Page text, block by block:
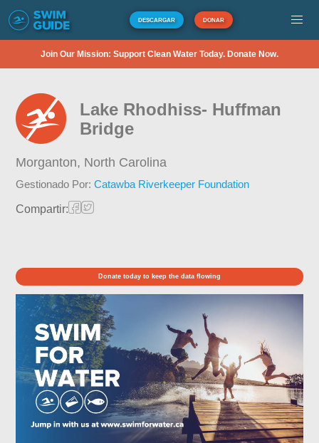
DESCARGAR DONAR
Join Our Mission: Support Clean Water Today. Donate Now.
Lake Rhodhiss- Huffman
Bridge
Morganton, North Carolina
Gestionado Por:Catawba Riverkeeper Foundation
Compartir:
Donate today to keep the data flowing